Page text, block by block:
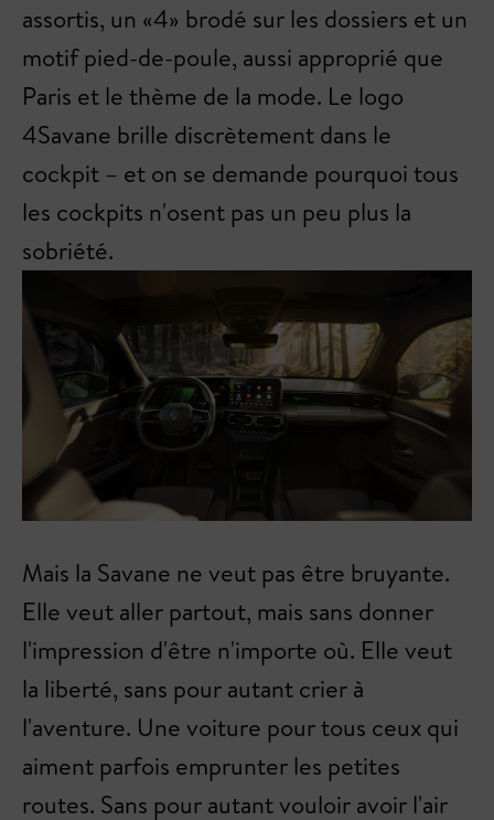
assortis, un «4» brodé sur les dossiers et un
motif pied-de-poule, aussi approprié que
Paris et le thème de la mode. Le logo
4Savane brille discrètement dans le
cockpit – et on se demande pourquoi tous
les cockpits n'osent pas un peu plus la
sobriété.
Mais la Savane ne veut pas être bruyante.
Elle veut aller partout, mais sans donner
l'impression d'être n'importe où. Elle veut
la liberté, sans pour autant crier à
l'aventure. Une voiture pour tous ceux qui
aiment parfois emprunter les petites
routes. Sans pour autant vouloir avoir l'air